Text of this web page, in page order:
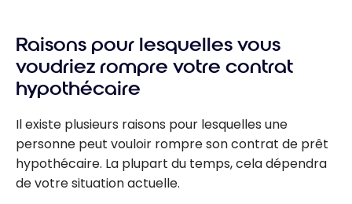
Raisons pour lesquelles vous
voudriez rompre votre contrat
hypothécaire
Il existe plusieurs raisons pour lesquelles une
personne peut vouloir rompre son contrat de prêt
hypothécaire. La plupart du temps, cela dépendra
de votre situation actuelle.